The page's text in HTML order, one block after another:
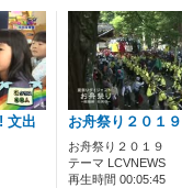
文出
お舟祭り２０１９
お舟祭り２０１９
テーマ LCVNEWS
再生時間 00:05:45